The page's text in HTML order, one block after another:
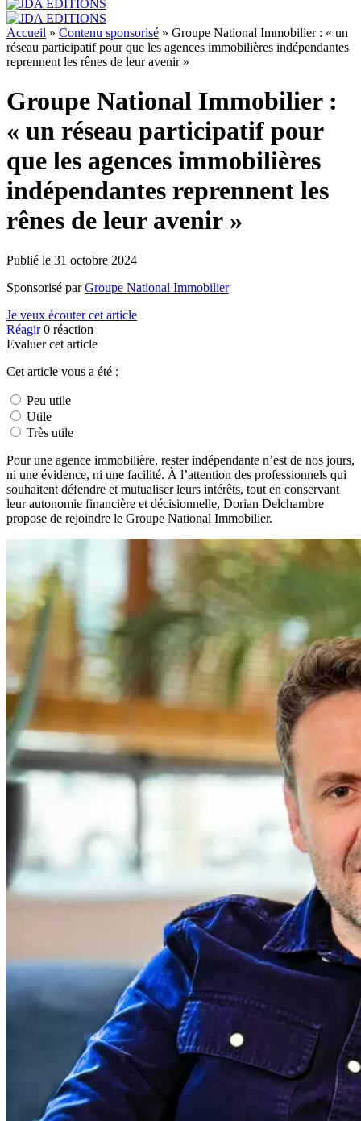
Accueil » Contenu sponsorisé » Groupe National Immobilier : « un
réseau participatif pour que les agences immobilières indépendantes
reprennent les rênes de leur avenir »
Groupe National Immobilier :
« un réseau participatif pour
que les agences immobilières
indépendantes reprennent les
rênes de leur avenir »
Publié le 31 octobre 2024
Sponsorisé parGroupe National Immobilier
Je veux écouter cet article
Réagir 0 réaction
Evaluer cet article
Cet article vous a été :
Peu utile
Utile
Très utile
Pour une agence immobilière, rester indépendante n’est de nos jours,
ni une évidence, ni une facilité. À l’attention des professionnels qui
souhaitent défendre et mutualiser leurs intérêts, tout en conservant
leur autonomie financière et décisionnelle, Dorian Delchambre
propose de rejoindre le Groupe National Immobilier.